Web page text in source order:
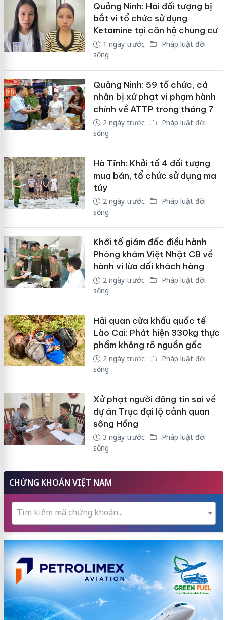
Quảng Ninh: Hai đối tượng bị
bắt vì tổ chức sử dụng
Ketamine tại căn hộ chung cư
1 ngày trước
Pháp luật đời
sống
Quảng Ninh: 59 tổ chức, cá
nhân bị xử phạt vi phạm hành
chính về ATTP trong tháng 7
2 ngày trước
Pháp luật đời
sống
Hà Tĩnh: Khởi tố 4 đối tượng
mua bán, tổ chức sử dụng ma
túy
2 ngày trước
Pháp luật đời
sống
Khởi tố giám đốc điều hành
Phòng khám Việt Nhật CB về
hành vi lừa dối khách hàng
2 ngày trước
Pháp luật đời
sống
Hải quan cửa khẩu quốc tế
Lào Cai: Phát hiện 330kg thực
phẩm không rõ nguồn gốc
2 ngày trước
Pháp luật đời
sống
Xử phạt người đăng tin sai về
dự án Trục đại lộ cảnh quan
sông Hồng
3 ngày trước
Pháp luật đời
sống
CHỨNG KHOÁN VIỆT NAM
Tìm kiếm mã chứng khoán...